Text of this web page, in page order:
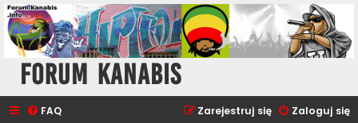
Forum Kanabis
FAQ Zaloguj się
Zarejestruj się